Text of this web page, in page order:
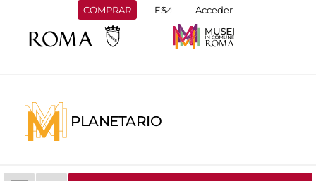
COMPRAR Acceder
PLANETARIO